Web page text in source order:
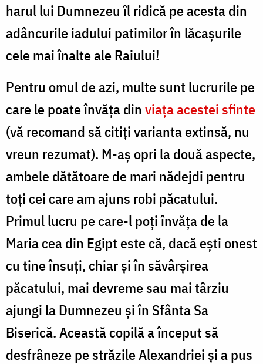
harul lui Dumnezeu îl ridică pe acesta din
adâncurile iadului patimilor în lăcaşurile
cele mai înalte ale Raiului!
Pentru omul de azi, multe sunt lucrurile pe
care le poate învăţa din viaţa acestei sfinte
(vă recomand să citiţi varianta extinsă, nu
vreun rezumat). M-aş opri la două aspecte,
ambele dătătoare de mari nădejdi pentru
toţi cei care am ajuns robi păcatului.
Primul lucru pe care-l poţi învăţa de la
Maria cea din Egipt este că, dacă eşti onest
cu tine însuţi, chiar şi în săvârşirea
păcatului, mai devreme sau mai târziu
ajungi la Dumnezeu şi în Sfânta Sa
Biserică. Această copilă a început să
desfrâneze pe străzile Alexandriei şi a pus